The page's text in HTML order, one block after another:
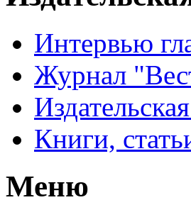
Интервью
Журнал
Книги,
Меню